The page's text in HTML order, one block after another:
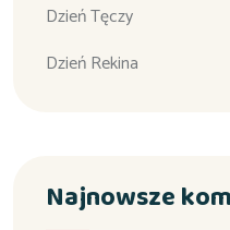
Dzień Tęczy
Dzień Rekina
Najnowsze